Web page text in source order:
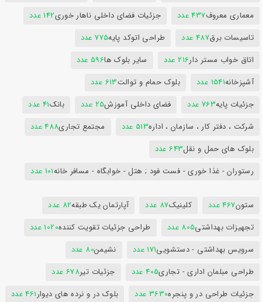
معماری معروف437 عدد جزئیات فضای داخلی ناهار خوری142 عدد
تاسیسات برق487 عدد طراحی اتوکد پایه775 عدد
اتاق خواب مستر دار216 عدد سایر بلوک ها596 عدد
آشپزخانه1541 عدد بلوک حمام و توالت613 عدد
جزئیات پایه763 عدد فضای داخلی آموزش25 عدد بانک41 عدد
شرکت ، دفتر کار ، سازمان ، اداره513 عدد مجتمع تجاری488 عدد
بلوک های حمل و نقل643 عدد
رستوران - غذا خوری - فست فود ; هتل - خوابگاه - مسافر خانه101 عدد
ستون467 عدد کلینیک87 عدد آپارتمان یک طبقه82 عدد
تجهیزات بهداشتی805 عدد طراحی جزئیات تقویت کننده1020 عدد
سرویس بهداشتی - دستشویی171 عدد نشیمن80 عدد
طراحی مبلمان اداری - تجاری405 عدد جزئیات تیر678 عدد
جزئیات طراحی در و پنجره3630 عدد بلوک در و نرده های دیوار461 عدد